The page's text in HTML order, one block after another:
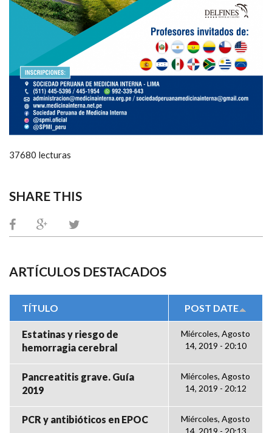
37680 lecturas
SHARE THIS
ARTÍCULOS DESTACADOS
TÍTULO POST DATE
Estatinas y riesgo de
hemorragia cerebral
Miércoles, Agosto
14, 2019 - 20:10
Pancreatitis grave. Guía
2019
Miércoles, Agosto
14, 2019 - 20:12
PCR y antibióticos en EPOC
Miércoles, Agosto
14, 2019 - 20:13